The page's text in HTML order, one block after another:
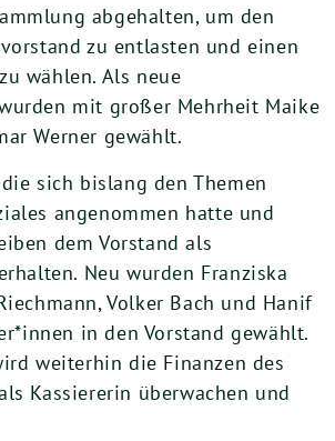
abgehalten, um den
zu entlasten und einen
wählen. Als neue
mit großer Mehrheit Maike
Werner gewählt.
sich bislang den Themen
angenommen hatte und
dem Vorstand als
Neu wurden Franziska
Volker Bach und Hanif
in den Vorstand gewählt.
weiterhin die Finanzen des
Kassiererin überwachen und